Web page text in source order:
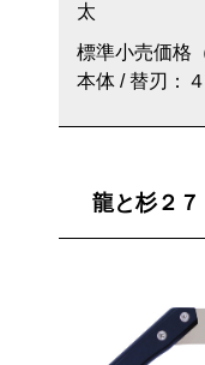
太
標準小売価格
本体 / 替刃：
龍と杉２７